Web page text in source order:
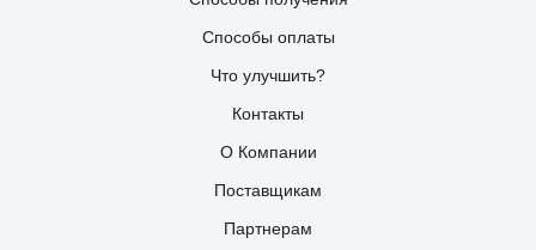
Способы оплаты
Что улучшить?
Контакты
О Компании
Поставщикам
Партнерам